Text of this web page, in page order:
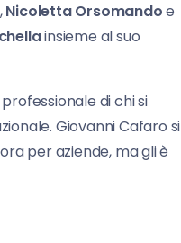
,Nicoletta Orsomandoe
insieme al suo
di chi si
Giovanni Cafaro si
per aziende, ma gli è